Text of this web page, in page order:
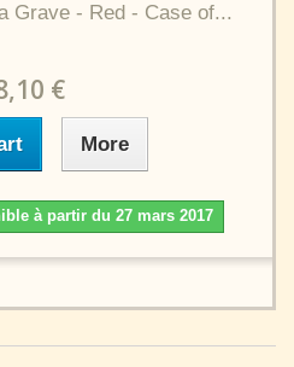
Grave - Red - Case of...
€
More
à partir du 27 mars 2017